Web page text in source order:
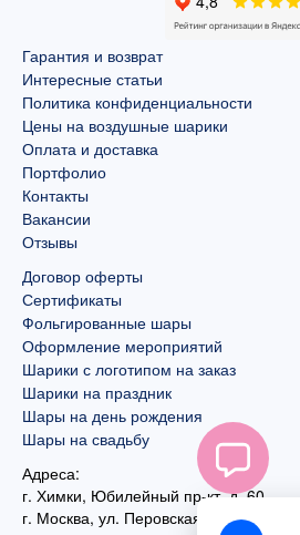
Гарантия и возврат
Интересные статьи
Политика конфиденциальности
Цены на воздушные шарики
Оплата и доставка
Портфолио
Контакты
Вакансии
Отзывы
Договор оферты
Сертификаты
Фольгированные шары
Оформление мероприятий
Шарики с логотипом на заказ
Шарики на праздник
Шары на день рождения
Шары на свадьбу
Адреса:
г. Химки, Юбилейный пр-кт, д. 60
г. Москва, ул. Перовская, д. 59